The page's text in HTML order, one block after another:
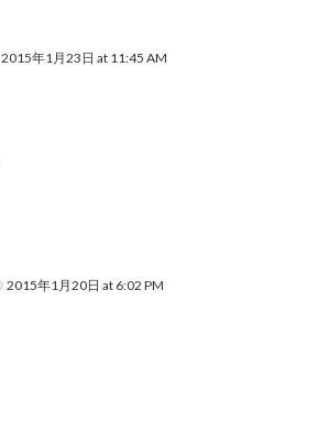
2015年1月23日 at 11:45 AM
2015年1月20日 at 6:02 PM